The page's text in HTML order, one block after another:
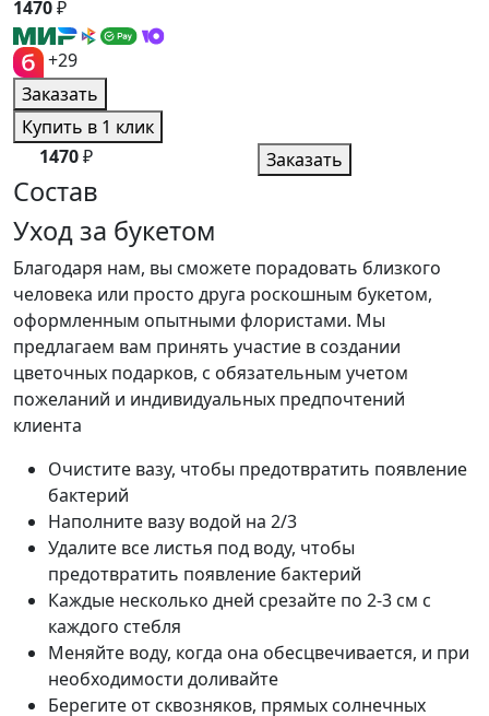
1470₽
+29
Заказать
Купить в 1 клик
1470₽ Заказать
Состав
Уход за букетом
Благодаря нам, вы сможете порадовать близкого
человека или просто друга роскошным букетом,
оформленным опытными флористами. Мы
предлагаем вам принять участие в создании
цветочных подарков, с обязательным учетом
пожеланий и индивидуальных предпочтений
клиента
Очистите вазу, чтобы предотвратить появление
бактерий
Наполните вазу водой на 2/3
Удалите все листья под воду, чтобы
предотвратить появление бактерий
Каждые несколько дней срезайте по 2-3 см с
каждого стебля
Меняйте воду, когда она обесцвечивается, и при
необходимости доливайте
Берегите от сквозняков, прямых солнечных